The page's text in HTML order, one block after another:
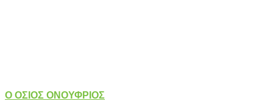
Ο ΟΣΙΟΣ ΟΝΟΥΦΡΙΟΣ